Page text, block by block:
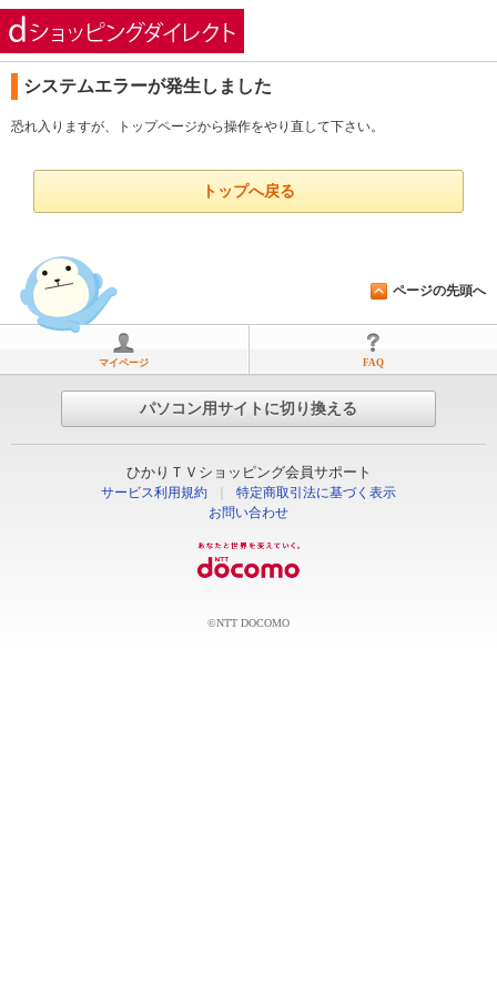
システムエラーが発生しました
恐れ入りますが、トップページから操作をやり直して下さい。
トップへ戻る
ページの先頭へ
マイページ FAQ
パソコン用サイトに切り換える
ひかりＴＶショッピング会員サポート
サービス利用規約
特定商取引法に基づく表示
お問い合わせ
©NTT DOCOMO